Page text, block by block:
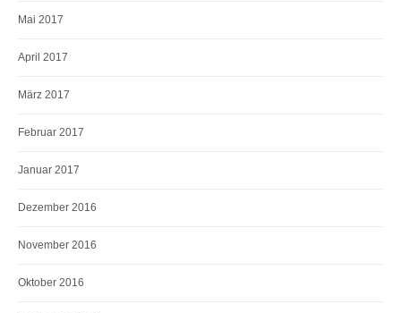
Mai 2017
April 2017
März 2017
Februar 2017
Januar 2017
Dezember 2016
November 2016
Oktober 2016